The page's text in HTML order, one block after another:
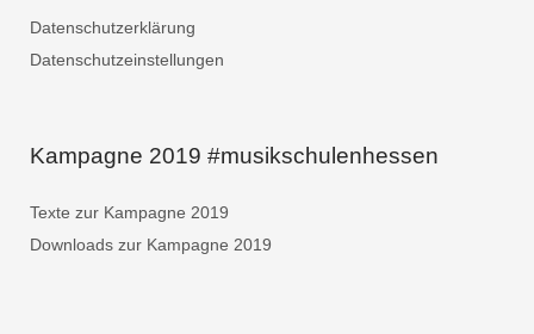
Datenschutzerklärung
Datenschutzeinstellungen
Kampagne 2019 #musikschulenhessen
Texte zur Kampagne 2019
Downloads zur Kampagne 2019